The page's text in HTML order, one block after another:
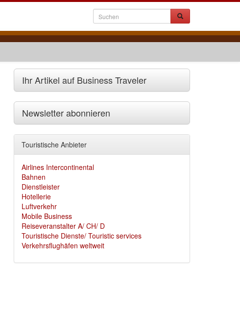
Ihr Artikel auf Business Traveler
Newsletter abonnieren
Touristische Anbieter
Airlines Intercontinental
Bahnen
Dienstleister
Hotellerie
Luftverkehr
Mobile Business
Reiseveranstalter A/ CH/ D
Touristische Dienste/ Touristic services
Verkehrsflughäfen weltweit